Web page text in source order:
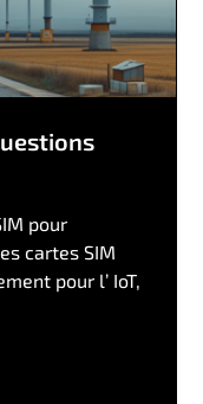
pour
cartes SIM
pour l’ IoT,